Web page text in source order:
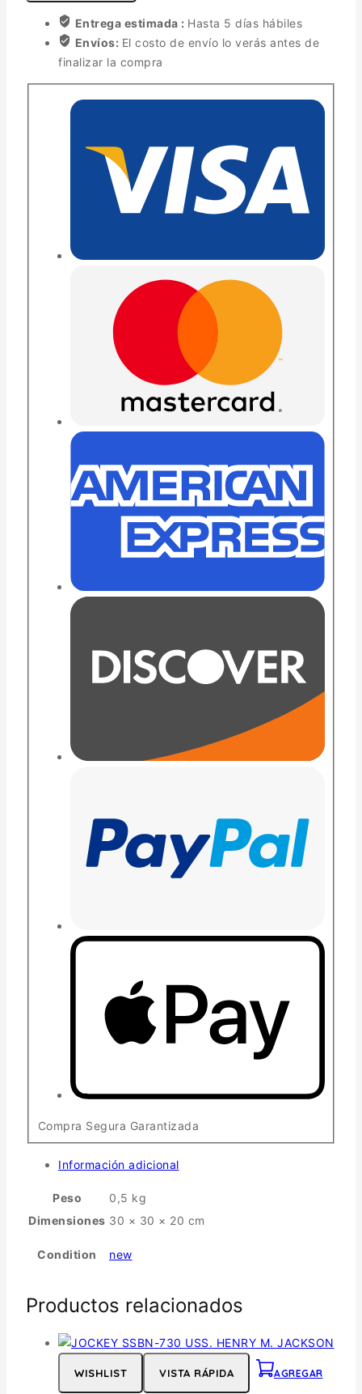
Entrega estimada : Hasta 5 días hábiles
Envíos: El costo de envío lo verás antes de
finalizar la compra
Compra Segura Garantizada
Información adicional
Peso
0,5 kg
Dimensiones 30 × 30 × 20 cm
Condition new
Productos relacionados
WISHLIST VISTA RÁPIDA AGREGAR